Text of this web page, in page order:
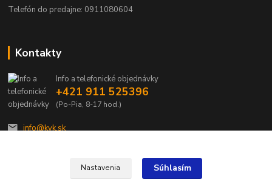
Telefón do predajne: 0911080604
Kontakty
Info a telefonické objednávky
+421 911 525396
(Po-Pia, 8-17 hod.)
info@kvk.sk
Nastavenia Súhlasím